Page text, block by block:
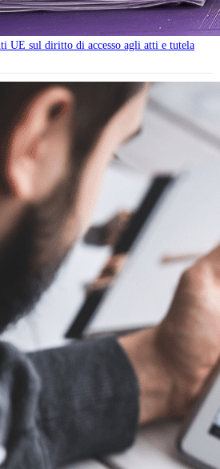
UE sul diritto di accesso agli atti e tutela